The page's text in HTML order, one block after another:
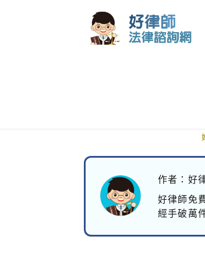
作者：好
好律師免
經手破萬